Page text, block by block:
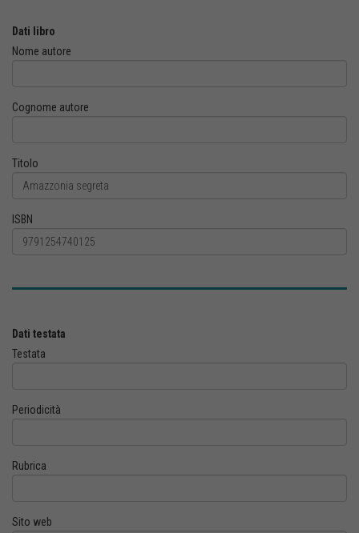
Dati libro
Nome autore
Cognome autore
Titolo
ISBN
Dati testata
Testata
Periodicità
Rubrica
Sito web